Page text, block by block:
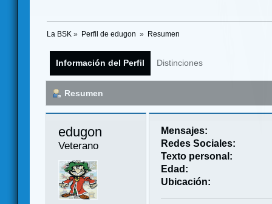
La BSK » Perfil de edugon » Resumen
Información del Perfil Distinciones
Resumen
edugon
Veterano
Mensajes:
Redes Sociales:
Texto personal:
Edad:
Ubicación: